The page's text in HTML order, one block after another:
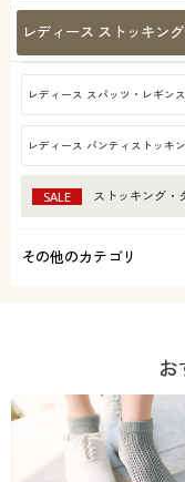
レディース ストッキン
レディース スパッツ・レギンス
レディース パンティストッキ
SALE ストッキング・
その他のカテゴリ
お